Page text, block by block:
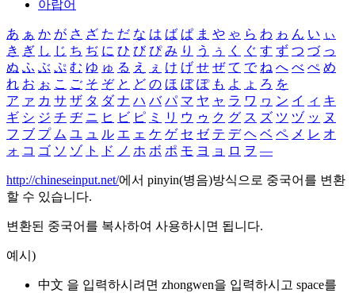
아랍어
あ ぁ か が さ ざ た だ な は ば ぱ ま や ゃ ら わ ゎ ん い ぃ
き ぎ し じ ち ぢ に ひ び ぴ み り う ぅ く ぐ す ず つ づ っ
ぬ ふ ぶ ぷ む ゆ ゅ る え ぇ け げ せ ぜ て で ね へ べ ぺ め
れ お ぉ こ ご そ ぞ と ど の ほ ぼ ぽ も よ ょ ろ を
ア ァ カ サ ザ タ ダ ナ ハ バ パ マ ヤ ャ ラ ワ ヮ ン イ ィ キ
ギ シ ジ チ ヂ ニ ヒ ビ ピ ミ リ ウ ゥ ク グ ス ズ ツ ヅ ッ ヌ
フ ブ プ ム ユ ュ ル エ ェ ケ ゲ セ ゼ テ デ ヘ ベ ペ メ レ オ
ォ コ ゴ ソ ゾ ト ド ノ ホ ボ ポ モ ヨ ョ ロ ヲ ―
http://chineseinput.net/에서 pinyin(병음)방식으로 중국어를 변환
할 수 있습니다.
변환된 중국어를 복사하여 사용하시면 됩니다.
예시)
中文 을 입력하시려면 zhongwen을 입력하시고 space를